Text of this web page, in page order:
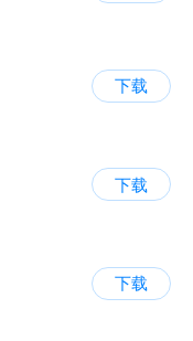
下载
下载
下载